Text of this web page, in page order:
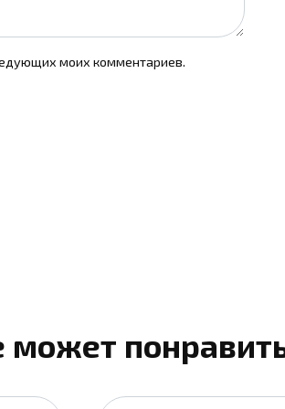
моих комментариев.